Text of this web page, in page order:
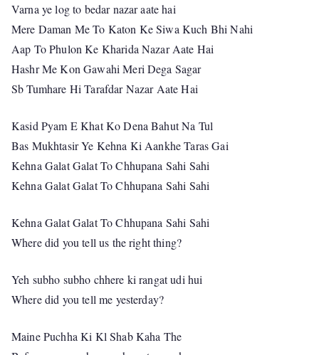
Varna ye log to bedar nazar aate hai
Mere Daman Me To Katon Ke Siwa Kuch Bhi Nahi
Aap To Phulon Ke Kharida Nazar Aate Hai
Hashr Me Kon Gawahi Meri Dega Sagar
Sb Tumhare Hi Tarafdar Nazar Aate Hai
Kasid Pyam E Khat Ko Dena Bahut Na Tul
Bas Mukhtasir Ye Kehna Ki Aankhe Taras Gai
Kehna Galat Galat To Chhupana Sahi Sahi
Kehna Galat Galat To Chhupana Sahi Sahi
Kehna Galat Galat To Chhupana Sahi Sahi
Where did you tell us the right thing?
Yeh subho subho chhere ki rangat udi hui
Where did you tell me yesterday?
Maine Puchha Ki Kl Shab Kaha The